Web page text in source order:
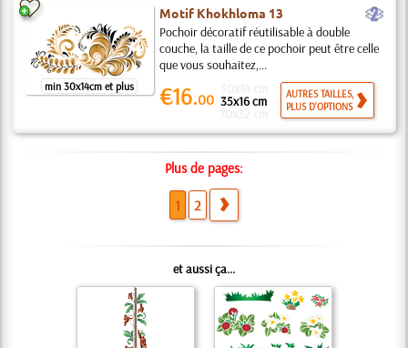
min 30x14cm et plus
Motif Khokhloma 13 b
Pochoir décoratif réutilisable à double
couche, la taille de ce pochoir peut être celle
que vous souhaitez,...
€16.00 35x16 cm
AUTRES TAILLES,
PLUS D'OPTIONS
Plus de pages:
1 2
et aussi ça...